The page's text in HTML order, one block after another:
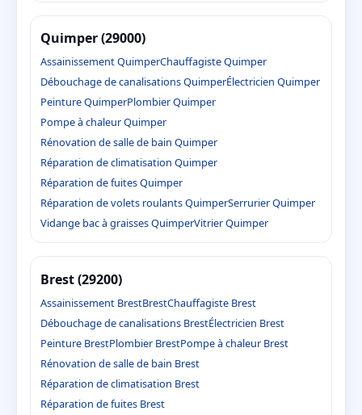
Quimper (29000)
Assainissement QuimperChauffagiste Quimper
Débouchage de canalisations QuimperÉlectricien Quimper
Peinture QuimperPlombier Quimper
Pompe à chaleur Quimper
Rénovation de salle de bain Quimper
Réparation de climatisation Quimper
Réparation de fuites Quimper
Réparation de volets roulants QuimperSerrurier Quimper
Vidange bac à graisses QuimperVitrier Quimper
Brest (29200)
Assainissement BrestBrestChauffagiste Brest
Débouchage de canalisations BrestÉlectricien Brest
Peinture BrestPlombier BrestPompe à chaleur Brest
Rénovation de salle de bain Brest
Réparation de climatisation Brest
Réparation de fuites Brest